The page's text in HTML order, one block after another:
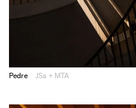
Pedre JSa + MTA